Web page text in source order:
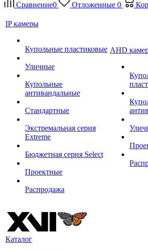
Сравнение0 Отложенные 0
IP камеры
Купольные пластиковые
Уличные
Купольные
антивандальные
Стандартные
Экстремальная серия
Extreme
Бюджетная серия Select
Проектные
Распродажа
AHD
Каталог